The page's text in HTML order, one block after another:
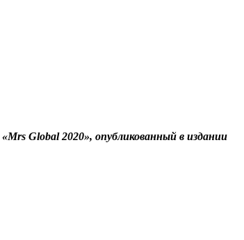
«Mrs Global 2020», опубликованный в издании